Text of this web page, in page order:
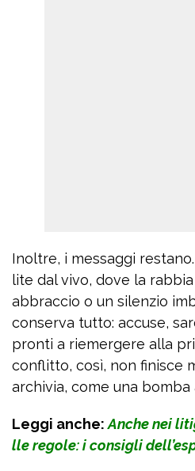
Inoltre, i messaggi
lite dal vivo, dove la
abbraccio o un silenzio
conserva tutto: accuse,
pronti a riemergere alla
conflitto, così, non finisce
archivia, come una
Leggi anche:Anche nei
lle regole: i consigli